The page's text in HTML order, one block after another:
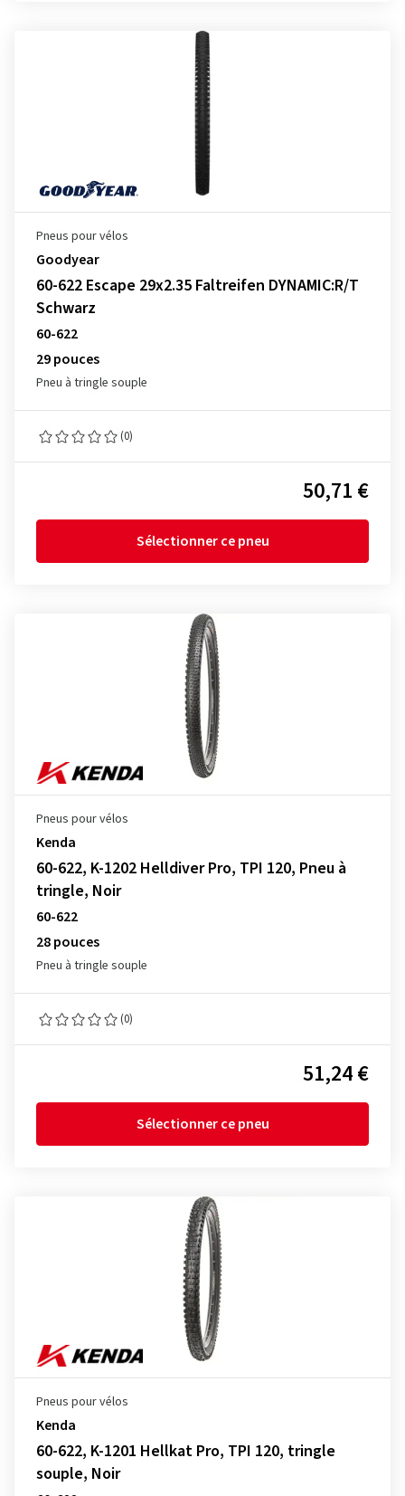
Pneus pour vélos
Goodyear
60-622 Escape 29x2.35 Faltreifen DYNAMIC:R/T
Schwarz
60-622
29 pouces
Pneu à tringle souple
(0)
50,71 €
Sélectionner ce pneu
Pneus pour vélos
Kenda
60-622, K-1202 Helldiver Pro, TPI 120, Pneu à
tringle, Noir
60-622
28 pouces
Pneu à tringle souple
(0)
51,24 €
Sélectionner ce pneu
Pneus pour vélos
Kenda
60-622, K-1201 Hellkat Pro, TPI 120, tringle
souple, Noir